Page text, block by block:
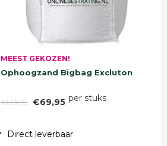
MEEST GEKOZEN!
Ophoogzand Bigbag Excluton
€89,95 €69,95 per stuks
Direct leverbaar